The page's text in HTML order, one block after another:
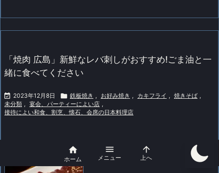
「焼肉 広島」新鮮なレバ刺しがおすすめ!ごま油と一
緒に食べてください
 2023年12月8日  鉄板焼き , お好み焼き , カキフライ , 焼きそば ,
未分類 , 宴会、パーティーによい店 ,
接待によい和食、割烹、懐石、会席の日本料理店

ホーム

メニュー

上へ